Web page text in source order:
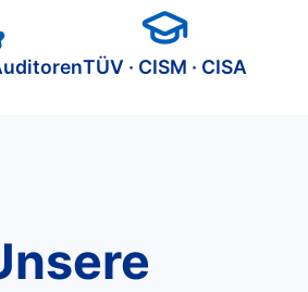
TÜV · CISM · CISA